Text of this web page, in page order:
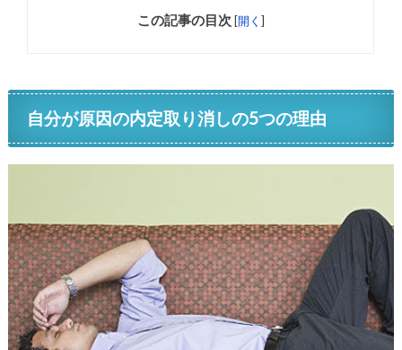
この記事の目次 [開く ]
自分が原因の内定取り消しの5つの理由